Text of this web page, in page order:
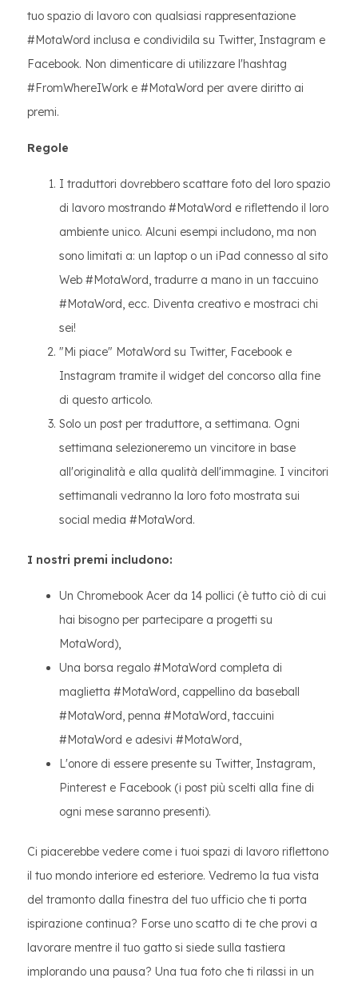
tuo spazio di lavoro con qualsiasi rappresentazione
#MotaWord inclusa e condividila su Twitter, Instagram e
Facebook. Non dimenticare di utilizzare l'hashtag
#FromWhereIWork e #MotaWord per avere diritto ai
premi.
Regole
I traduttori dovrebbero scattare foto del loro spazio
di lavoro mostrando #MotaWord e riflettendo il loro
ambiente unico. Alcuni esempi includono, ma non
sono limitati a: un laptop o un iPad connesso al sito
Web #MotaWord, tradurre a mano in un taccuino
#MotaWord, ecc. Diventa creativo e mostraci chi
sei!
"Mi piace" MotaWord su Twitter, Facebook e
Instagram tramite il widget del concorso alla fine
di questo articolo.
Solo un post per traduttore, a settimana. Ogni
settimana selezioneremo un vincitore in base
all'originalità e alla qualità dell'immagine. I vincitori
settimanali vedranno la loro foto mostrata sui
social media #MotaWord.
I nostri premi includono:
Un Chromebook Acer da 14 pollici (è tutto ciò di cui
hai bisogno per partecipare a progetti su
MotaWord),
Una borsa regalo #MotaWord completa di
maglietta #MotaWord, cappellino da baseball
#MotaWord, penna #MotaWord, taccuini
#MotaWord e adesivi #MotaWord,
L'onore di essere presente su Twitter, Instagram,
Pinterest e Facebook (i post più scelti alla fine di
ogni mese saranno presenti).
Ci piacerebbe vedere come i tuoi spazi di lavoro riflettono
il tuo mondo interiore ed esteriore. Vedremo la tua vista
del tramonto dalla finestra del tuo ufficio che ti porta
ispirazione continua? Forse uno scatto di te che provi a
lavorare mentre il tuo gatto si siede sulla tastiera
implorando una pausa? Una tua foto che ti rilassi in un